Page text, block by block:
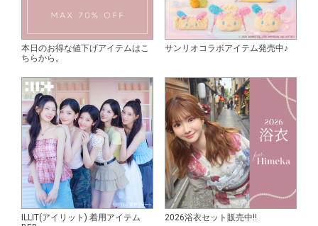
本日のお得な値下げアイテムはこ
ちらから。
サンリオコラボアイテム発売中♪
ILLIT(アイリット) 着用アイテム
2026浴衣セット販売中!!